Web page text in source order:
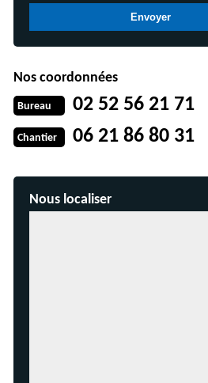
Nos coordonnées
Bureau 02 52 56 21 71
Chantier 06 21 86 80 31
Nous localiser